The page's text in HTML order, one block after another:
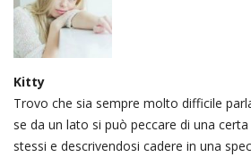
Kitty
Trovo che sia sempre molto difficile
se da un lato si può peccare di una
stessi e descrivendosi cadere in una